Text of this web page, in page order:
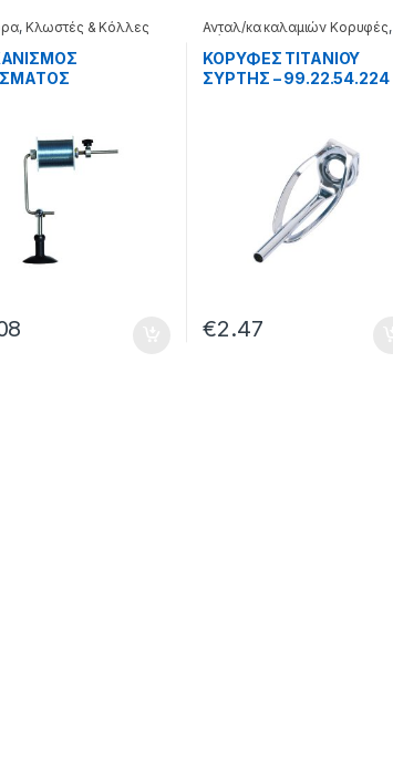
, Κλωστές & Κόλλες
Ανταλ/κα καλαμιών Κορυφές,
Διάφορα
ΚΟΡΥΦΕΣ ΤΙΤΑΝΙΟΥ
ΣΥΡΤΗΣ – 99.22.54.224
€2.47